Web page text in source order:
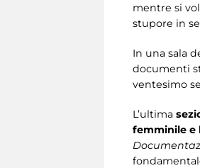
mentre si
stupore in
In una sala
documenti
ventesimo
L’ultima
femminile e